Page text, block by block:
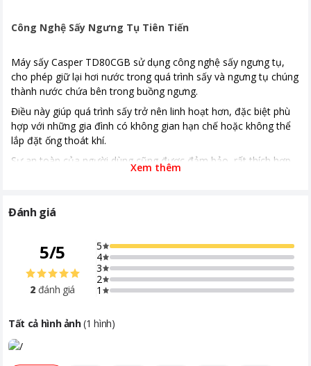
62.5 cm - Nặng 41 kg
Năm ra mắt
2022
Nơi sản xuất
Trung Quốc
Thời gian bảo hành
24 tháng
Tiện ích
Cảm biến độ ẩm
Sấy đảo chiều giúp áo quần không bị
Khoảng giá
Công Nghệ Sấy Ngưng Tụ Tiên Tiến
Máy sấy Casper TD80CGB sử dụng công nghệ sấy ngưng tụ,
cho phép giữ lại hơi nước trong quá trình sấy và ngưng tụ chúng
thành nước chứa bên trong buồng ngưng.
Điều này giúp quá trình sấy trở nên linh hoạt hơn, đặc biệt phù
hợp với những gia đình có không gian hạn chế hoặc không thể
lắp đặt ống thoát khí.
Sự an toàn của người dùng cũng được đảm bảo, rất thích hợp
cho những gia đình có trẻ nhỏ.
còn giảm thiểu nguy cơ rò rỉ hơi nước hay gây ẩm ướt trong
Khi sử dụng máy sấy này, người dùng hoàn toàn có thể yên tâm
về tính an toàn, không lo lắng về việc nước bị rò rỉ ra ngoài.
Xem thêm
Đánh giá
5/5
2 đánh giá
5
4
3
2
1
Tất cả hình ảnh(1 hình)